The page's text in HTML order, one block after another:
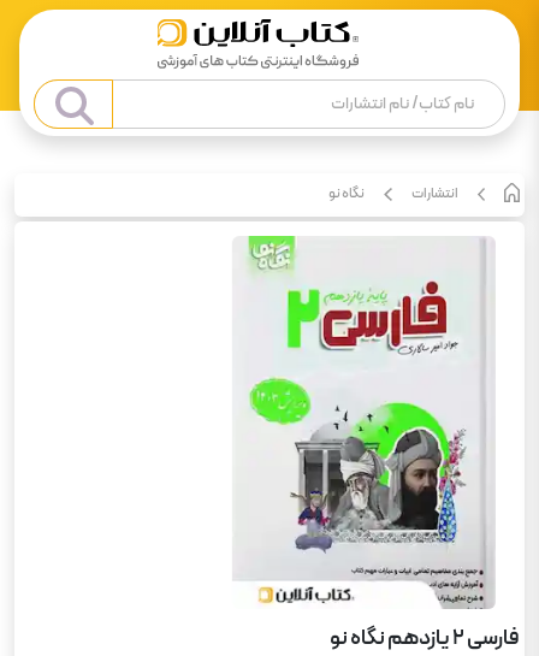
انتشارات نگاه نو
فارسی 2 یازدهم نگاه نو